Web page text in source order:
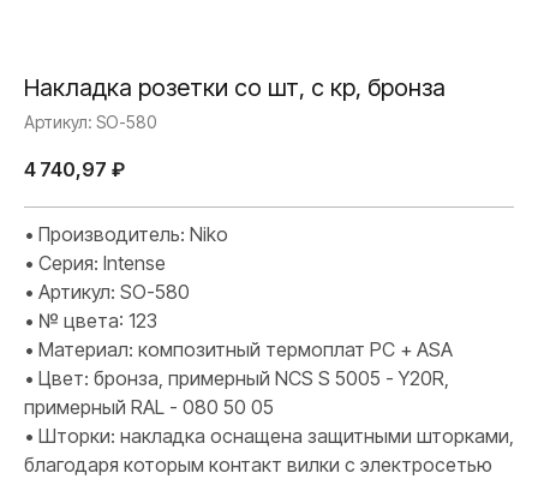
Накладка розетки со шт, с кр, бронза
Артикул: SO-580
4 740,97 ₽
• Производитель: Niko
• Серия: Intense
• Артикул: SO-580
• № цвета: 123
• Материал: композитный термоплат PC + ASA
• Цвет: бронза, примерный NCS S 5005 - Y20R,
примерный RAL - 080 50 05
• Шторки: накладка оснащена защитными шторками,
благодаря которым контакт вилки с электросетью